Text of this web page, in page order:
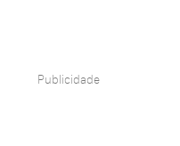
Publicidade